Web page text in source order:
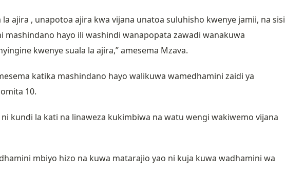
ajira , unapotoa ajira kwa vijana unatoa suluhisho kwenye jamii, na sisi
mashindano hayo ili washindi wanapopata zawadi wanakuwa
kwenye suala la ajira,” amesema Mzava.
katika mashindano hayo walikuwa wamedhamini zaidi ya
10.
kundi la kati na linaweza kukimbiwa na watu wengi wakiwemo vijana
mbiyo hizo na kuwa matarajio yao ni kuja kuwa wadhamini wa